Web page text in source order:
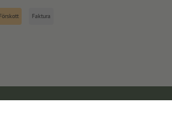
Förskott Faktura